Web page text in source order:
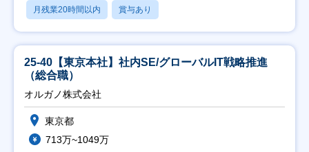
月残業20時間以内 賞与あり
25-40【東京本社】社内SE/グローバルIT戦略推進
（総合職）
オルガノ株式会社
東京都
713万~1049万